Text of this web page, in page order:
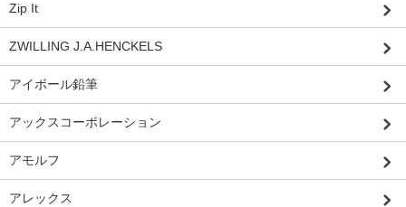
Zip It
ZWILLING J.A.HENCKELS
アイボール鉛筆
アックスコーポレーション
アモルフ
アレックス